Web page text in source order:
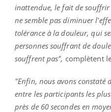
inattendue, le fait de
ne semble pas diminuer
tolérance à la douleur, qui
personnes souffrant de
souffrent pas", complètent
"Enfin, nous avons constaté
entre les participants les
près de 60 secondes en